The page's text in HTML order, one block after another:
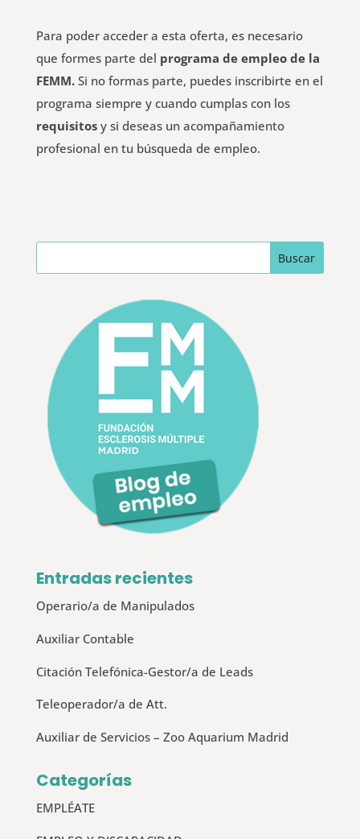
Para poder acceder a esta oferta, es necesario
que formes parte del programa de empleo de la
FEMM.Si no formas parte, puedes inscribirte en el
programa siempre y cuando cumplas con los
requisitosy si deseas un acompañamiento
profesional en tu búsqueda de empleo.
Entradas recientes
Operario/a de Manipulados
Auxiliar Contable
Citación Telefónica-Gestor/a de Leads
Teleoperador/a de Att.
Auxiliar de Servicios – Zoo Aquarium Madrid
Categorías
EMPLÉATE